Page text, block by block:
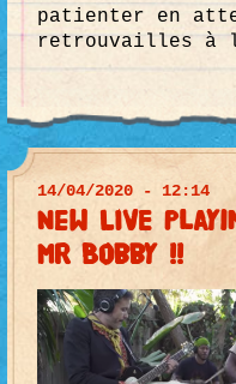
patienter en
retrouvailles
14/04/2020 - 12:14
New LIVE
Mr Bobby !!